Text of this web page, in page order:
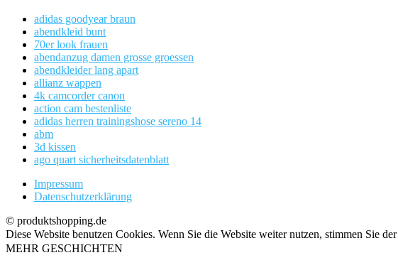
adidas goodyear braun
abendkleid bunt
70er look frauen
abendanzug damen grosse groessen
abendkleider lang apart
allianz wappen
4k camcorder canon
action cam bestenliste
adidas herren trainingshose sereno 14
abm
3d kissen
ago quart sicherheitsdatenblatt
Impressum
Datenschutzerklärung
© produktshopping.de
Diese Website benutzen Cookies. Wenn Sie die Website weiter nutzen, stimmen Sie der
MEHR GESCHICHTEN